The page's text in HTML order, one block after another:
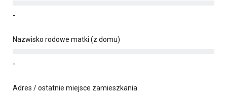
-
Nazwisko rodowe matki (z domu)
-
Adres / ostatnie miejsce zamieszkania